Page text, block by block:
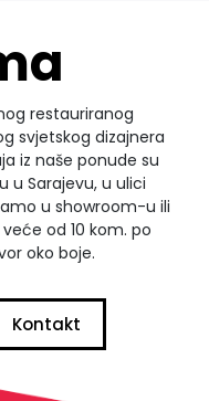
restauriranog
svjetskog dizajnera
iz naše ponude su
u Sarajevu, u ulici
u showroom-u ili
od 10 kom. po
oko boje.
Kontakt